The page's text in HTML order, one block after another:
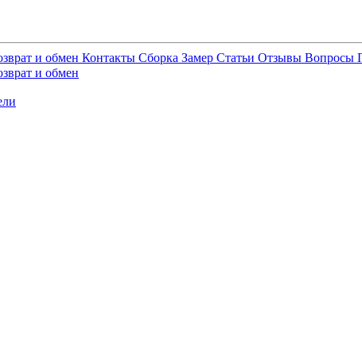
и обмен Контакты Сборка Замер Статьи Отзывы Вопросы
и обмен